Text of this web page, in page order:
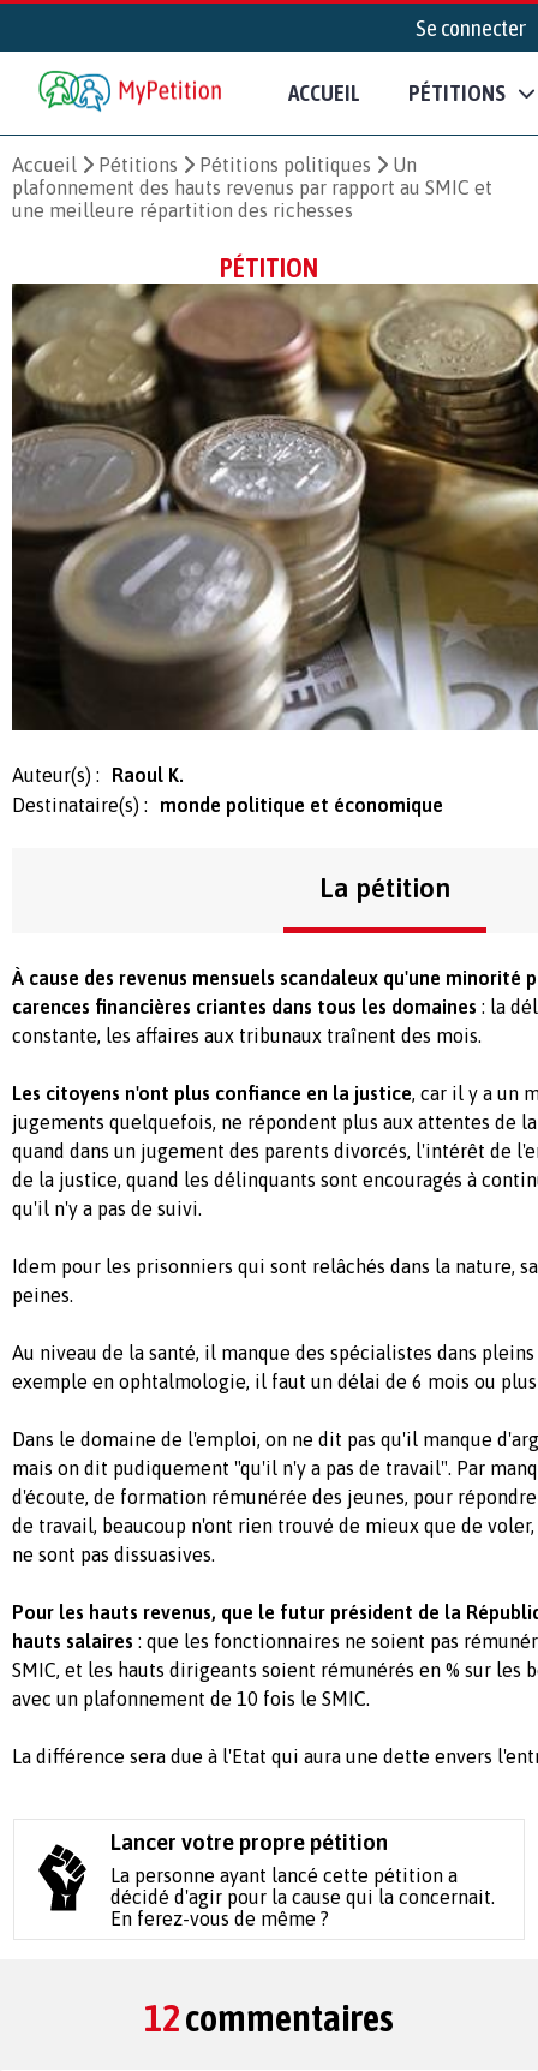
Se connecter
ACCUEIL PÉTITIONS
Accueil Pétitions Pétitions politiques
Un
plafonnement des hauts revenus par rapport au SMIC et
une meilleure répartition des richesses
PÉTITION
Auteur(s) :
Raoul K.
Destinataire(s) :
monde politique et économique
La pétition
À cause des revenus mensuels scandaleux qu'une minorité
carences financières criantes dans tous les domaines : la
constante, les affaires aux tribunaux traînent des mois.
Les citoyens n'ont plus confiance en la justice, car il y a un
jugements quelquefois, ne répondent plus aux attentes de
quand dans un jugement des parents divorcés, l'intérêt de
de la justice, quand les délinquants sont encouragés à
qu'il n'y a pas de suivi.
Idem pour les prisonniers qui sont relâchés dans la nature,
peines.
Au niveau de la santé, il manque des spécialistes dans
exemple en ophtalmologie, il faut un délai de 6 mois ou
Dans le domaine de l'emploi, on ne dit pas qu'il manque
mais on dit pudiquement "qu'il n'y a pas de travail". Par
d'écoute, de formation rémunérée des jeunes, pour
de travail, beaucoup n'ont rien trouvé de mieux que de
ne sont pas dissuasives.
Pour les hauts revenus, que le futur président de la
hauts salaires : que les fonctionnaires ne soient pas
SMIC, et les hauts dirigeants soient rémunérés en % sur les
avec un plafonnement de 10 fois le SMIC.
La différence sera due à l'Etat qui aura une dette envers
Lancer votre propre pétition
La personne ayant lancé cette pétition a
décidé d'agir pour la cause qui la concernait.
En ferez-vous de même ?
12commentaires